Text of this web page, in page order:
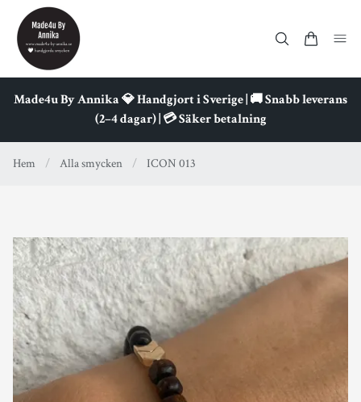
Made4u By Annika 💎 Handgjort i Sverige | 🚚 Snabb leverans
(2–4 dagar) | 💳 Säker betalning
Hem / Alla smycken / ICON 013